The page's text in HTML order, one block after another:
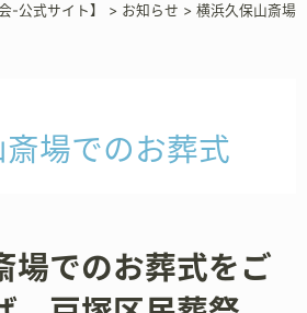
-公式サイト】 > お知らせ > 横浜久保山斎場
場でのお葬式
場でのお葬式をご